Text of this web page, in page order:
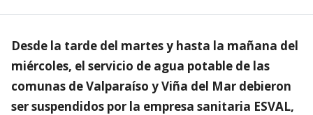
Desde la tarde del martes y hasta la mañana del
miércoles, el servicio de agua potable de las
comunas de Valparaíso y Viña del Mar debieron
ser suspendidos por la empresa sanitaria ESVAL,